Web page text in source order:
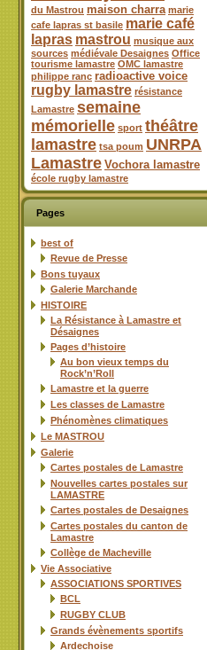
du Mastrou maison charra marie
cafe lapras st basile marie café
lapras mastrou musique aux
sources médiévale Desaignes Office
tourisme lamastre OMC lamastre
philippe ranc radioactive voice
rugby lamastre résistance
Lamastre semaine
mémorielle sport théâtre
lamastre tsa poum UNRPA
Lamastre Vochora lamastre
école rugby lamastre
Pages
best of
Revue de Presse
Bons tuyaux
Galerie Marchande
HISTOIRE
La Résistance à Lamastre et
Désaignes
Pages d’histoire
Au bon vieux temps du
Rock’n’Roll
Lamastre et la guerre
Les classes de Lamastre
Phénomènes climatiques
Le MASTROU
Galerie
Cartes postales de Lamastre
Nouvelles cartes postales sur
LAMASTRE
Cartes postales de Desaignes
Cartes postales du canton de
Lamastre
Collège de Macheville
Vie Associative
ASSOCIATIONS SPORTIVES
BCL
RUGBY CLUB
Grands évènements sportifs
Ardechoise